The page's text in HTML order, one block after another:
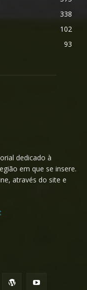
338
102
93
dedicado à
em que se insere.
através do site e